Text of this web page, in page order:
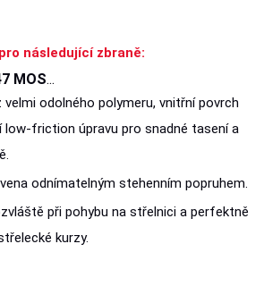
následující zbraně:
MOS...
odolného polymeru, vnitřní povrch
low-friction úpravu pro snadné tasení a
odnímatelným stehenním popruhem.
při pohybu na střelnici a perfektně
kurzy.